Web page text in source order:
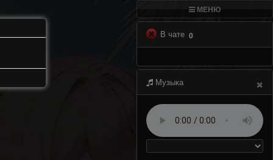
МЕНЮ
В чате 0
Музыка ×